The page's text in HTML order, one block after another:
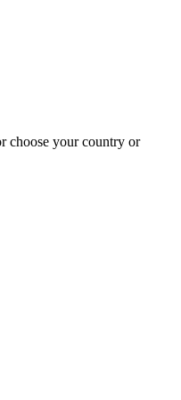
choose your country or